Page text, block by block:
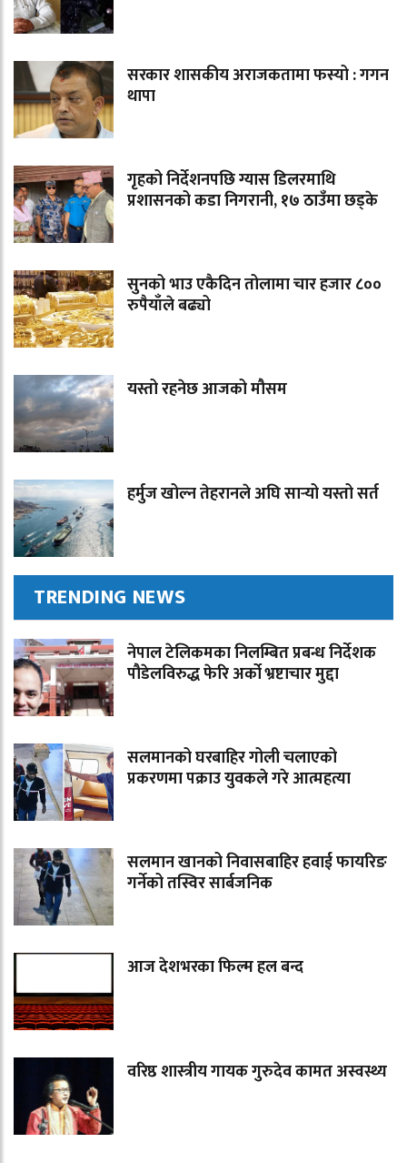
सरकार शासकीय अराजकतामा फस्यो : गगन
थापा
गृहको निर्देशनपछि ग्यास डिलरमाथि
प्रशासनको कडा निगरानी, १७ ठाउँमा छड्के
सुनको भाउ एकैदिन तोलामा चार हजार ८००
रुपैयाँले बढ्यो
यस्तो रहनेछ आजको मौसम
हर्मुज खोल्न तेहरानले अघि सार्‍यो यस्तो सर्त
TRENDING NEWS
नेपाल टेलिकमका निलम्बित प्रबन्ध निर्देशक
पौडेलविरुद्ध फेरि अर्को भ्रष्टाचार मुद्दा
सलमानको घरबाहिर गोली चलाएको
प्रकरणमा पक्राउ युवकले गरे आत्महत्या
सलमान खानको निवासबाहिर हवाई फायरिङ
गर्नेको तस्विर सार्बजनिक
आज देशभरका फिल्म हल बन्द
वरिष्ठ शास्त्रीय गायक गुरुदेव कामत अस्वस्थ्य